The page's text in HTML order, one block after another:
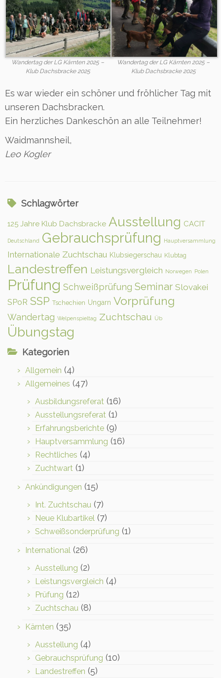
Wandertag der LG Kärnten 2025 –
Klub Dachsbracke 2025
Wandertag der LG Kärnten 2025 –
Klub Dachsbracke 2025
Es war wieder ein schöner und fröhlicher Tag mit
unseren Dachsbracken.
Ein herzliches Dankeschön an alle Teilnehmer!
Waidmannsheil,
Leo Kogler
Schlagwörter
125 Jahre Klub Dachsbracke Ausstellung CACIT
Deutschland Gebrauchsprüfung Hauptversammlung
Internationale Zuchtschau Klubsiegerschau Klubtag
Landestreffen Leistungsvergleich Norwegen Polen
Prüfung Schweißprüfung Seminar Slovakei
SPoR SSP Tschechien Ungarn Vorprüfung
Wandertag Welpenspieltag Zuchtschau Üb
Übungstag
Kategorien
Allgemein (4)
Allgemeines (47)
Ausbildungsreferat (16)
Ausstellungsreferat (1)
Erfahrungsberichte (9)
Hauptversammlung (16)
Rechtliches (4)
Zuchtwart (1)
Ankündigungen (15)
Int. Zuchtschau (7)
Neue Klubartikel (7)
Schweißsonderprüfung (1)
International (26)
Ausstellung (2)
Leistungsvergleich (4)
Prüfung (12)
Zuchtschau (8)
Kärnten (35)
Ausstellung (4)
Gebrauchsprüfung (10)
Landestreffen (5)